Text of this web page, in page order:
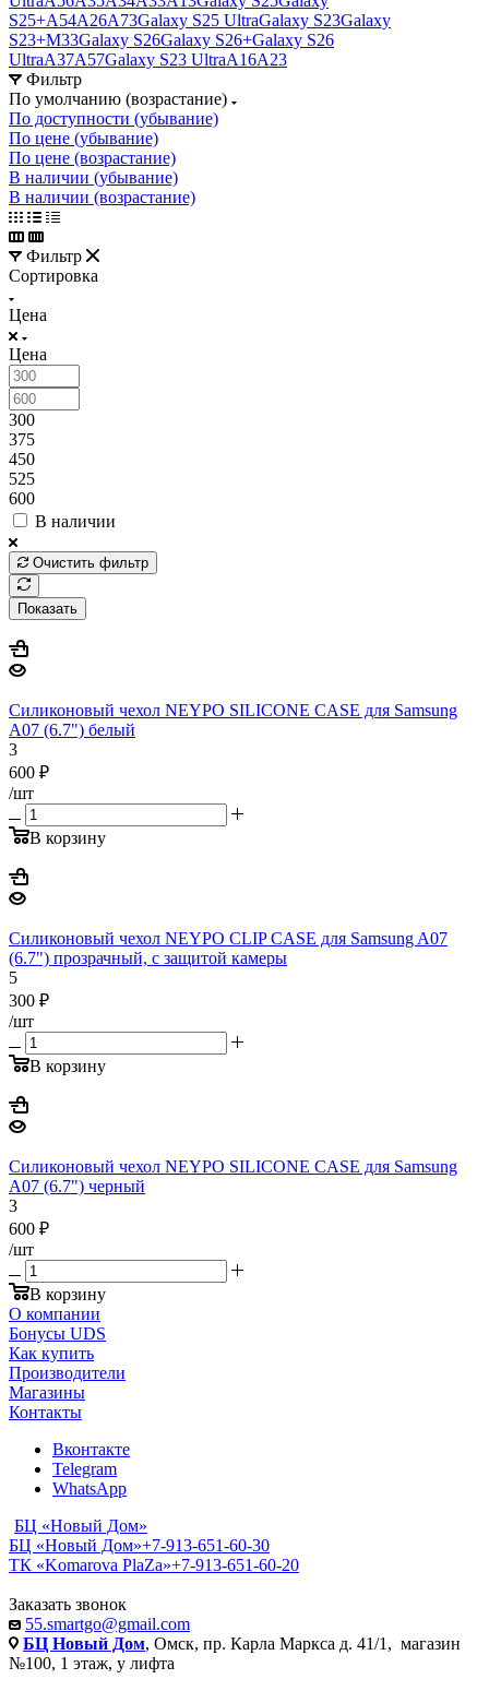
S25+A54A26A73Galaxy S25 UltraGalaxy S23Galaxy
S23+M33Galaxy S26Galaxy S26+Galaxy S26
UltraA37A57Galaxy S23 UltraA16A23
Фильтр
По умолчанию (возрастание)
По доступности (убывание)
По цене (убывание)
По цене (возрастание)
В наличии (убывание)
В наличии (возрастание)
Фильтр
Сортировка
Цена
Цена
300
375
450
525
600
В наличии
Очистить фильтр
Показать
Силиконовый чехол NEYPO SILICONE CASE для Samsung
A07 (6.7") белый
3
600 ₽
/шт
В корзину
Силиконовый чехол NEYPO CLIP CASE для Samsung A07
(6.7") прозрачный, с защитой камеры
5
300 ₽
/шт
В корзину
Силиконовый чехол NEYPO SILICONE CASE для Samsung
A07 (6.7") черный
3
600 ₽
/шт
В корзину
О компании
Бонусы UDS
Как купить
Производители
Магазины
Контакты
Вконтакте
Telegram
WhatsApp
БЦ «Новый Дом»
БЦ «Новый Дом»+7-913-651-60-30
ТК «Komarova PlaZa»+7-913-651-60-20
Заказать звонок
55.smartgo@gmail.com
БЦ Новый Дом, Омск, пр. Карла Маркса д. 41/1, магазин
№100, 1 этаж, у лифта